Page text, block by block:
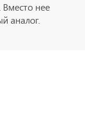
нее
аналог.